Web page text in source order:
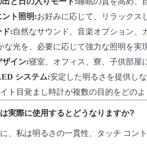
ト照明:お好みに応じて、リラックス
ド:自然なサウンド、音楽オプション、
な光を、必要に応じて強力な照明を実
ザイン:寝室、オフィス、寮、子供部屋
システム:安定した明るさを提供し
ト目覚まし時計が複数の目的をどのよ
実際に使用するとどうなりますか?
、私は明るさの一貫性、タッチ コン